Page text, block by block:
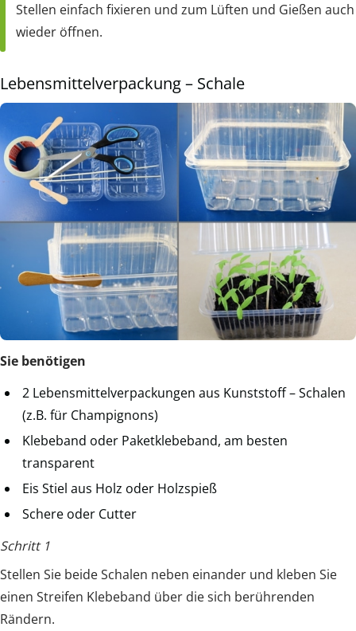
Stellen einfach fixieren und zum Lüften und Gießen auch
wieder öffnen.
Lebensmittelverpackung – Schale
Sie benötigen
2 Lebensmittelverpackungen aus Kunststoff – Schalen
(z.B. für Champignons)
Klebeband oder Paketklebeband, am besten
transparent
Eis Stiel aus Holz oder Holzspieß
Schere oder Cutter
Schritt 1
Stellen Sie beide Schalen neben einander und kleben Sie
einen Streifen Klebeband über die sich berührenden
Rändern.